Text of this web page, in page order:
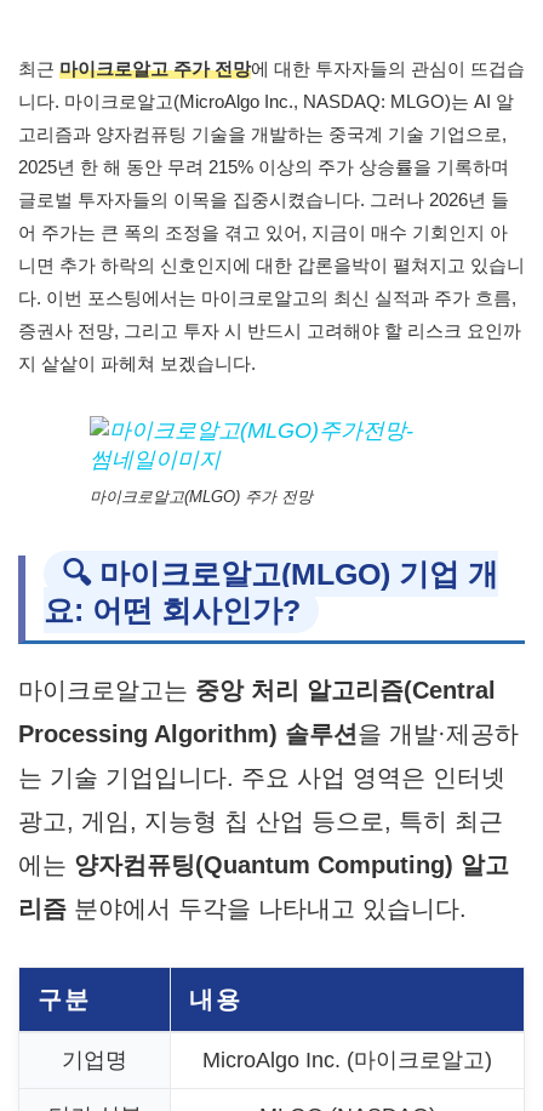
최근 마이크로알고 주가 전망에 대한 투자자들의 관심이 뜨겁습
니다. 마이크로알고(MicroAlgo Inc., NASDAQ: MLGO)는 AI 알
고리즘과 양자컴퓨팅 기술을 개발하는 중국계 기술 기업으로,
2025년 한 해 동안 무려 215% 이상의 주가 상승률을 기록하며
글로벌 투자자들의 이목을 집중시켰습니다. 그러나 2026년 들
어 주가는 큰 폭의 조정을 겪고 있어, 지금이 매수 기회인지 아
니면 추가 하락의 신호인지에 대한 갑론을박이 펼쳐지고 있습니
다. 이번 포스팅에서는 마이크로알고의 최신 실적과 주가 흐름,
증권사 전망, 그리고 투자 시 반드시 고려해야 할 리스크 요인까
지 샅샅이 파헤쳐 보겠습니다.
마이크로알고(MLGO) 주가 전망
🔍 마이크로알고(MLGO) 기업 개
요: 어떤 회사인가?
마이크로알고는 중앙 처리 알고리즘(Central
Processing Algorithm) 솔루션 을 개발·제공하
는 기술 기업입니다. 주요 사업 영역은 인터넷
광고, 게임, 지능형 칩 산업 등으로, 특히 최근
에는 양자컴퓨팅(Quantum Computing) 알고
리즘 분야에서 두각을 나타내고 있습니다.
구분 내용
기업명 MicroAlgo Inc. (마이크로알고)